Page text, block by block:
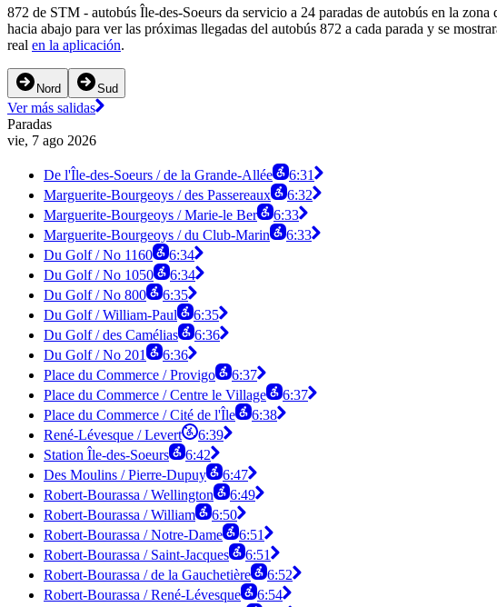
872 de STM - autobús Île-des-Soeurs da servicio a 24 paradas de autobús en la
hacia abajo para ver las próximas llegadas del autobús 872 a cada parada y se
real en la aplicación.
Nord Sud
Ver más salidas
Paradas
vie, 7 ago 2026
De l'Île-des-Soeurs / de la Grande-Allée
6:31
Marguerite-Bourgeoys / des Passereaux
6:32
Marguerite-Bourgeoys / Marie-le Ber
6:33
Marguerite-Bourgeoys / du Club-Marin
6:33
Du Golf / No 1160
6:34
Du Golf / No 1050
6:34
Du Golf / No 800
6:35
Du Golf / William-Paul
6:35
Du Golf / des Camélias
6:36
Du Golf / No 201
6:36
Place du Commerce / Provigo
6:37
Place du Commerce / Centre le Village
6:37
Place du Commerce / Cité de l'Île
6:38
René-Lévesque / Levert
6:39
Station Île-des-Soeurs
6:42
Des Moulins / Pierre-Dupuy
6:47
Robert-Bourassa / Wellington
6:49
Robert-Bourassa / William
6:50
Robert-Bourassa / Notre-Dame
6:51
Robert-Bourassa / Saint-Jacques
6:51
Robert-Bourassa / de la Gauchetière
6:52
Robert-Bourassa / René-Lévesque
6:54